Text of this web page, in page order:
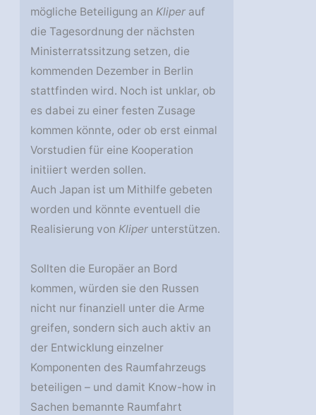
mögliche Beteiligung anKliper auf
die Tagesordnung der nächsten
Ministerratssitzung setzen, die
kommenden Dezember in Berlin
stattfinden wird. Noch ist unklar, ob
es dabei zu einer festen Zusage
kommen könnte, oder ob erst einmal
Vorstudien für eine Kooperation
initiiert werden sollen.
Auch Japan ist um Mithilfe gebeten
worden und könnte eventuell die
Realisierung vonKliper unterstützen.
Sollten die Europäer an Bord
kommen, würden sie den Russen
nicht nur finanziell unter die Arme
greifen, sondern sich auch aktiv an
der Entwicklung einzelner
Komponenten des Raumfahrzeugs
beteiligen – und damit Know-how in
Sachen bemannte Raumfahrt